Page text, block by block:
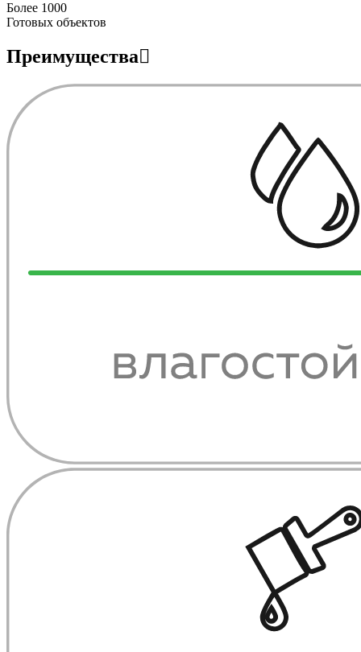
Более 1000
Готовых объектов
Преимущества